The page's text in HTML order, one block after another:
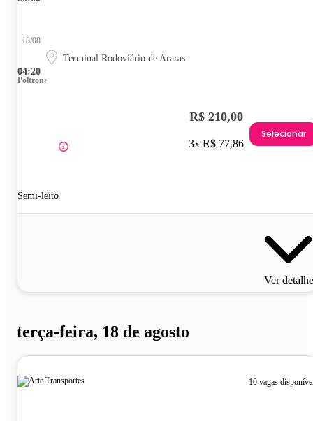
04:20
18/08
Terminal Rodoviário de Araras
Poltrona
Semi-leito
R$ 210,00
3x R$ 77,86
Selecionar
Ver
terça-feira, 18 de agosto
10 vagas